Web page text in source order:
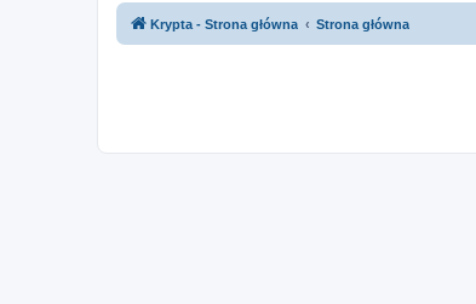
Krypta - Strona główna Strona główna